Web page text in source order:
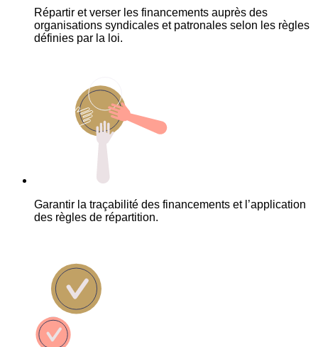
Répartir et verser les financements auprès des
organisations syndicales et patronales selon les règles
définies par la loi.
Garantir la traçabilité des financements et l’application
des règles de répartition.